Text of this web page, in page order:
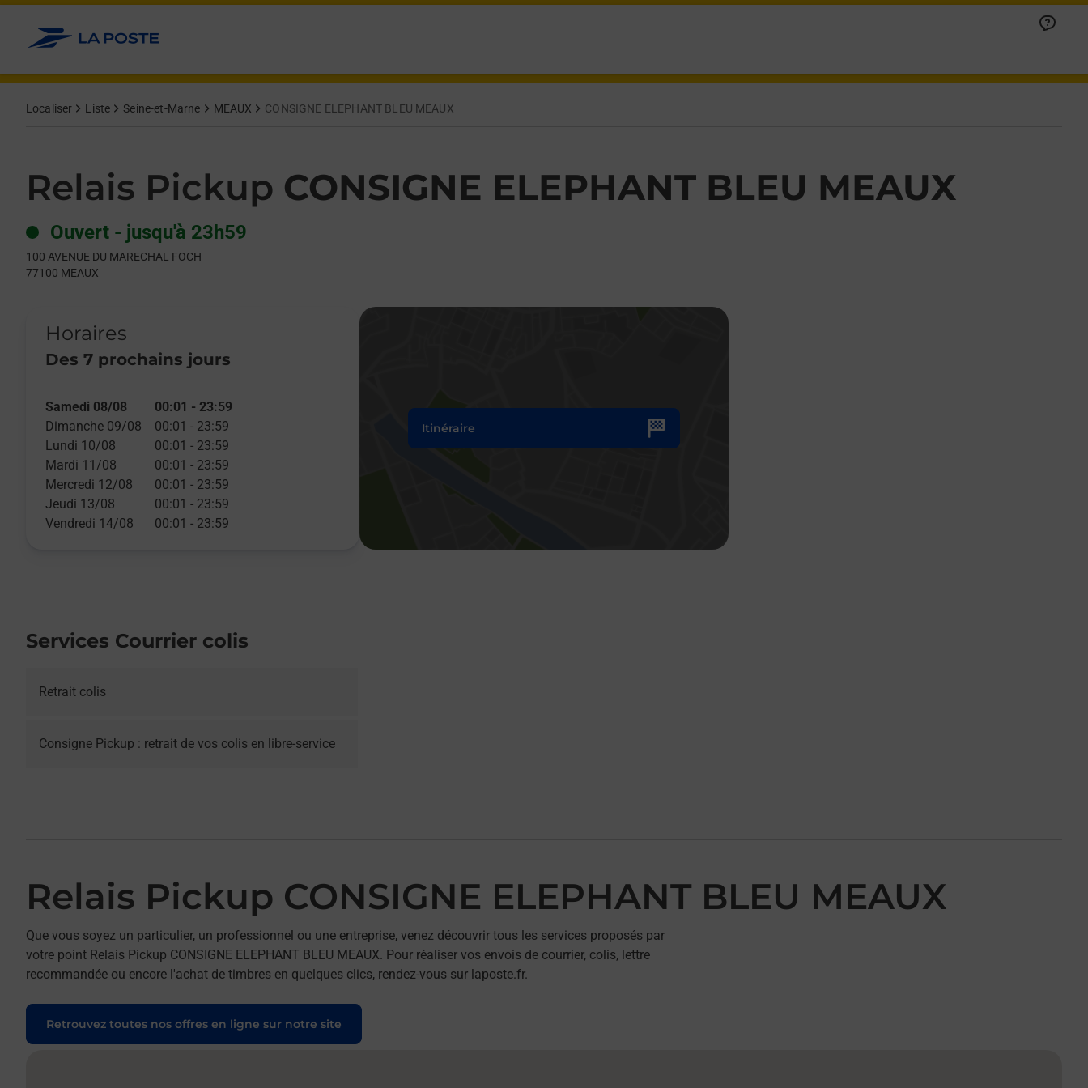
Allez au contenu
Localiser Liste Seine-et-Marne MEAUX CONSIGNE ELEPHANT BLEU MEAUX
Relais Pickup CONSIGNE ELEPHANT BLEU MEAUX
Ouvert - jusqu'à 23h59
100 AVENUE DU MARECHAL FOCH
77100 MEAUX
Horaires
Des 7 prochains jours
Day of the WeekHours
Samedi 08/08 00:01 - 23:59
Dimanche 09/08
00:01 - 23:59
Lundi 10/08
00:01 - 23:59
Mardi 11/08
00:01 - 23:59
Mercredi 12/08
00:01 - 23:59
Jeudi 13/08
00:01 - 23:59
Vendredi 14/08
00:01 - 23:59
Itinéraire
Services Courrier colis
Retrait colis
Consigne Pickup : retrait de vos colis en libre-service
Relais Pickup CONSIGNE ELEPHANT BLEU MEAUX
Que vous soyez un particulier, un professionnel ou une entreprise, venez découvrir tous les services proposés par
votre point Relais Pickup CONSIGNE ELEPHANT BLEU MEAUX. Pour réaliser vos envois de courrier, colis, lettre
recommandée ou encore l'achat de timbres en quelques clics, rendez-vous sur laposte.fr.
Retrouvez toutes nos offres en ligne sur notre site
Get directions to Relais Pickup at 100 AVENUE DU MARECHAL FOCH MEAUX,
lien s'ouvre dans un nouvel onglet